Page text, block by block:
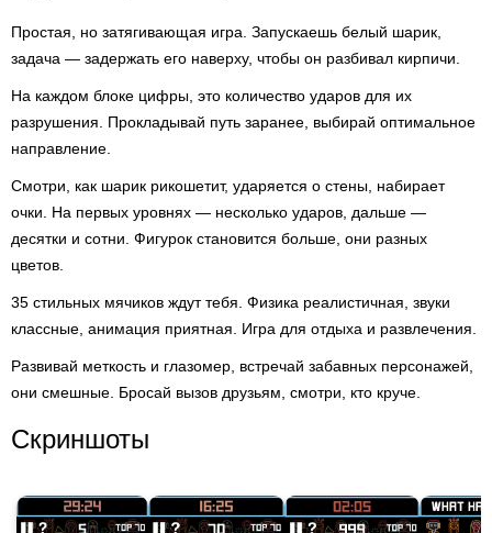
Простая, но затягивающая игра. Запускаешь белый шарик,
задача — задержать его наверху, чтобы он разбивал кирпичи.
На каждом блоке цифры, это количество ударов для их
разрушения. Прокладывай путь заранее, выбирай оптимальное
направление.
Смотри, как шарик рикошетит, ударяется о стены, набирает
очки. На первых уровнях — несколько ударов, дальше —
десятки и сотни. Фигурок становится больше, они разных
цветов.
35 стильных мячиков ждут тебя. Физика реалистичная, звуки
классные, анимация приятная. Игра для отдыха и развлечения.
Развивай меткость и глазомер, встречай забавных персонажей,
они смешные. Бросай вызов друзьям, смотри, кто круче.
Скриншоты